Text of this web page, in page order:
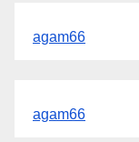
agam66
agam66